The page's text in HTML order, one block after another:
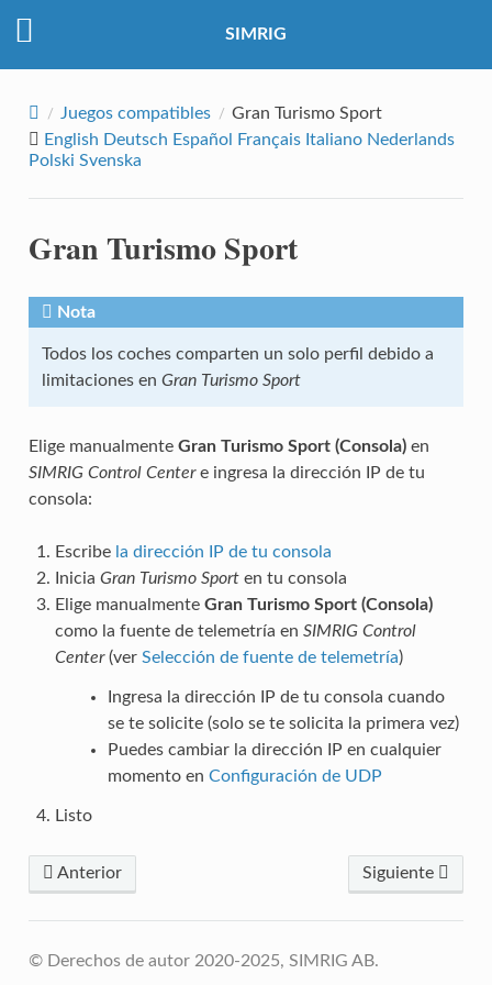
SIMRIG
Juegos compatibles
Gran Turismo Sport
English Deutsch Español Français Italiano Nederlands
Polski Svenska
Gran Turismo Sport
Nota
Todos los coches comparten un solo perfil debido a
limitaciones en Gran Turismo Sport
Elige manualmente Gran Turismo Sport (Consola)en
SIMRIG Control Centere ingresa la dirección IP de tu
consola:
Escribe la dirección IP de tu consola
Inicia Gran Turismo Sporten tu consola
Elige manualmente Gran Turismo Sport (Consola)
como la fuente de telemetría en SIMRIG Control
Center(ver Selección de fuente de telemetría)
Ingresa la dirección IP de tu consola cuando
se te solicite (solo se te solicita la primera vez)
Puedes cambiar la dirección IP en cualquier
momento en Configuración de UDP
Listo
Anterior Siguiente
© Derechos de autor 2020-2025, SIMRIG AB.